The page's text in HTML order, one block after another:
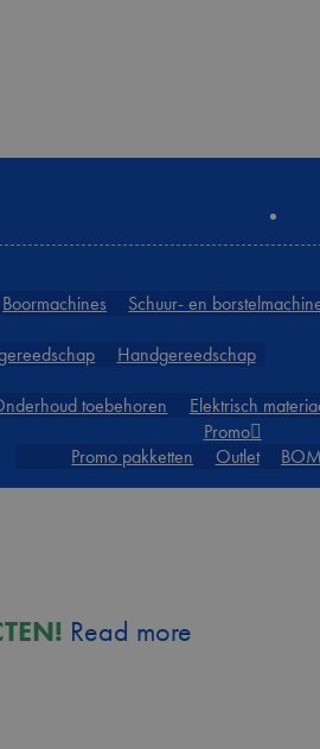
Boormachines Schuur- en
Handgereedschap
toebehoren Elektrisch
Promo
Promo pakketten
Outlet
Read more